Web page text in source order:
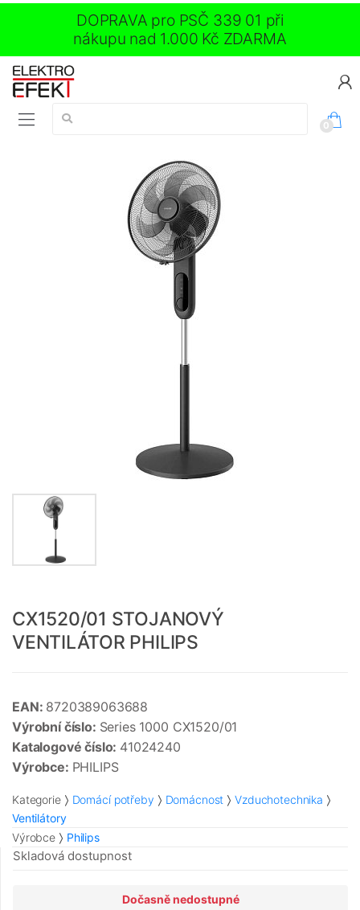
DOPRAVA pro PSČ 339 01 při
nákupu nad 1.000 Kč ZDARMA
Vyhledávání:
0
CX1520/01 STOJANOVÝ
VENTILÁTOR PHILIPS
EAN: 8720389063688
Výrobní číslo: Series 1000 CX1520/01
Katalogové číslo: 41024240
Výrobce: PHILIPS
Kategorie Domácí potřeby Domácnost
Vzduchotechnika
Ventilátory
Výrobce
Philips
Skladová dostupnost
Dočasně nedostupné